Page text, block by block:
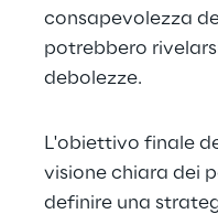
consapevolezza
potrebbero
debolezze.
L'obiettivo finale
visione chiara dei
definire una